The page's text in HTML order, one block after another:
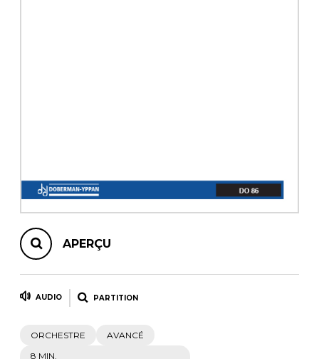
APERÇU
AUDIO PARTITION
ORCHESTRE
AVANCÉ
8 MIN.